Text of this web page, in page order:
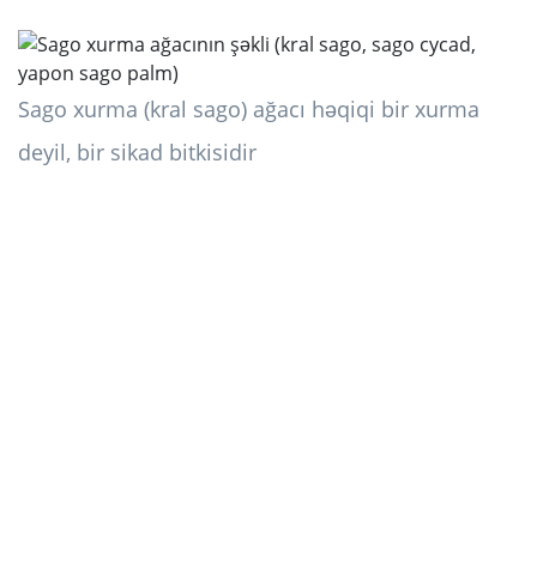
Sago xurma (kral sago) ağacı həqiqi bir xurma
deyil, bir sikad bitkisidir